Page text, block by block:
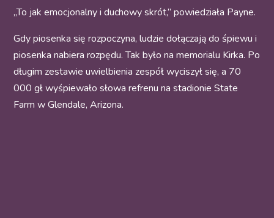
„To jak emocjonalny i duchowy skrót,” powiedziała Payne.
Gdy piosenka się rozpoczyna, ludzie dołączają do śpiewu i
piosenka nabiera rozpędu. Tak było na memorialu Kirka. Po
długim zestawie uwielbienia zespół wyciszył się, a 70
000 gł wyśpiewało słowa refrenu na stadionie State
Farm w Glendale, Arizona.